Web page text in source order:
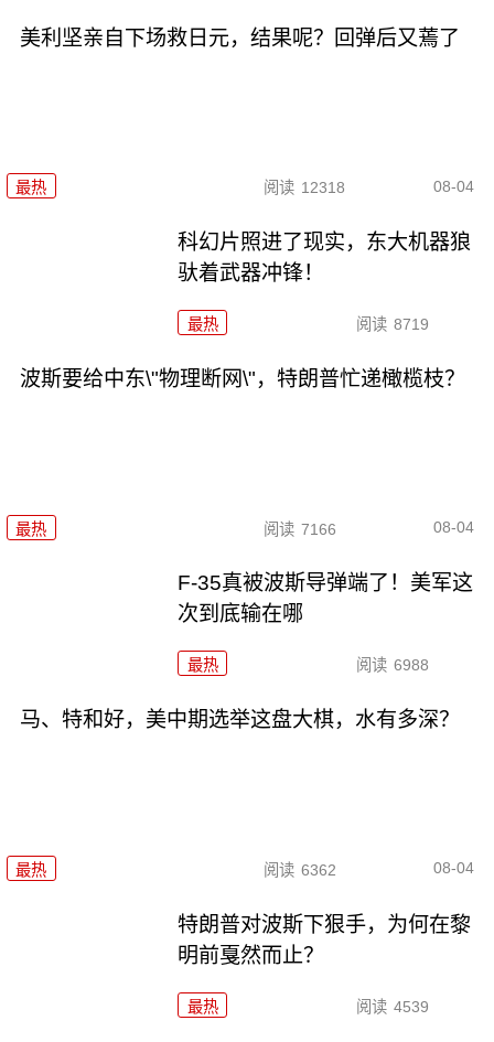
美利坚亲自下场救日元，结果呢？回弹后又蔫了
最热 阅读 12318 08-04
科幻片照进了现实，东大机器狼
驮着武器冲锋！
最热 阅读 8719
波斯要给中东\"物理断网\"，特朗普忙递橄榄枝？
最热 阅读 7166 08-04
F-35真被波斯导弹端了！美军这
次到底输在哪
最热 阅读 6988
马、特和好，美中期选举这盘大棋，水有多深？
最热 阅读 6362 08-04
特朗普对波斯下狠手，为何在黎
明前戛然而止？
最热 阅读 4539